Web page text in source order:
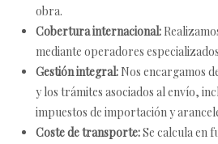
obra.
Cobertura internacional:
mediante operadores
Gestión integral: Nos encargamos
y los trámites asociados al envío,
impuestos de importación y
Coste de transporte:Se calcula en